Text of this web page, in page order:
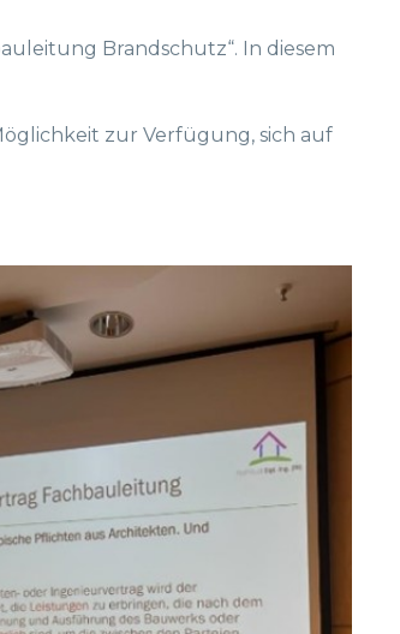
Brandschutz“. In diesem
zur Verfügung, sich auf